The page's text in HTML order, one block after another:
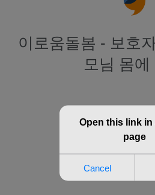
이로움돌봄 - 보호
모님 몸에